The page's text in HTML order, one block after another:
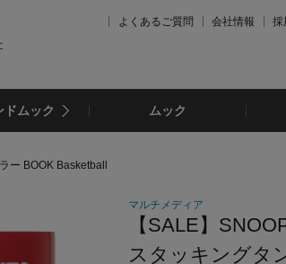
よくあるご質問 会社情報 採
ドムック ムック
ー BOOK Basketball
マルチメディア
【SALE】
スタッキングタ